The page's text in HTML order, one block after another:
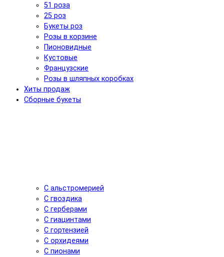
51 роза
25 роз
Букеты роз
Розы в корзине
Пионовидные
Кустовые
Французские
Розы в шляпных коробках
Хиты продаж
Сборные букеты
С альстромерией
С гвоздика
С герберами
С гиацинтами
С гортензией
С орхидеями
С пионами